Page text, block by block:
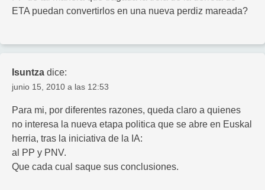
ETA puedan convertirlos en una nueva perdiz mareada?
Isuntza dice:
junio 15, 2010 a las 12:53
Para mi, por diferentes razones, queda claro a quienes
no interesa la nueva etapa politica que se abre en Euskal
herria, tras la iniciativa de la IA:
al PP y PNV.
Que cada cual saque sus conclusiones.